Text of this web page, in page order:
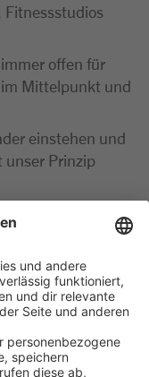
Fitnessstudios
offen für
Mittelpunkt und
einstehen und
unser Prinzip
an deine
Mail oder